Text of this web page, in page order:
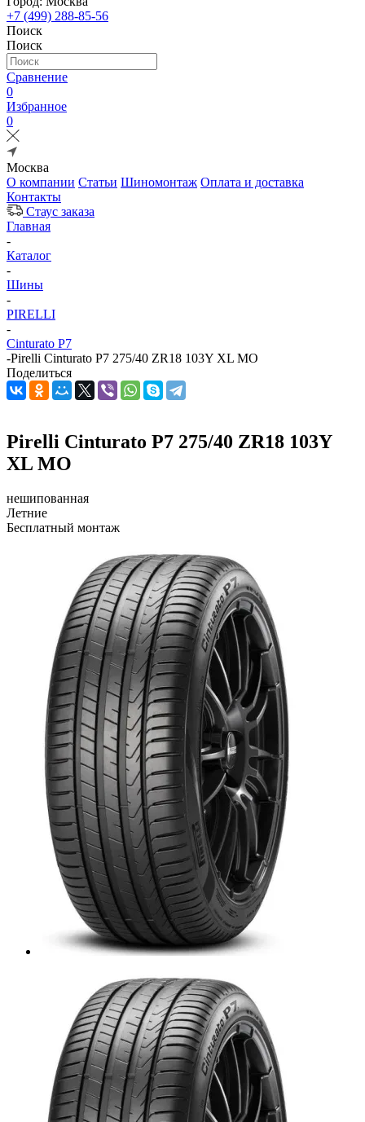
+7 (499) 288-85-56
Поиск
Поиск
Сравнение
0
Избранное
0
Москва
О компании Статьи Шиномонтаж Оплата и доставка
Контакты
Стаус заказа
Главная
-
Каталог
-
Шины
-
PIRELLI
-
Cinturato P7
-Pirelli Cinturato P7 275/40 ZR18 103Y XL MO
Поделиться
Pirelli Cinturato P7 275/40 ZR18 103Y
XL MO
нешипованная
Летние
Бесплатный монтаж